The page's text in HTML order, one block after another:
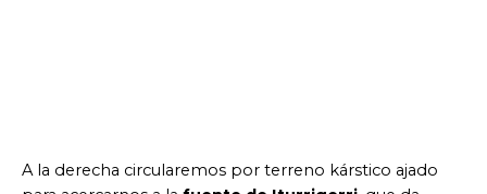
A la derecha circularemos por terreno kárstico ajado